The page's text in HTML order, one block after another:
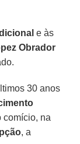
e às
Obrador
30 anos
comício, na
, a